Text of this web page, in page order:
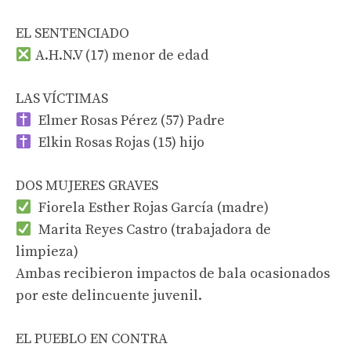
EL SENTENCIADO
A.H.N.V (17) menor de edad
LAS VÍCTIMAS
Elmer Rosas Pérez (57) Padre
Elkin Rosas Rojas (15) hijo
DOS MUJERES GRAVES
Fiorela Esther Rojas García (madre)
Marita Reyes Castro (trabajadora de
limpieza)
Ambas recibieron impactos de bala ocasionados
por este delincuente juvenil.
EL PUEBLO EN CONTRA